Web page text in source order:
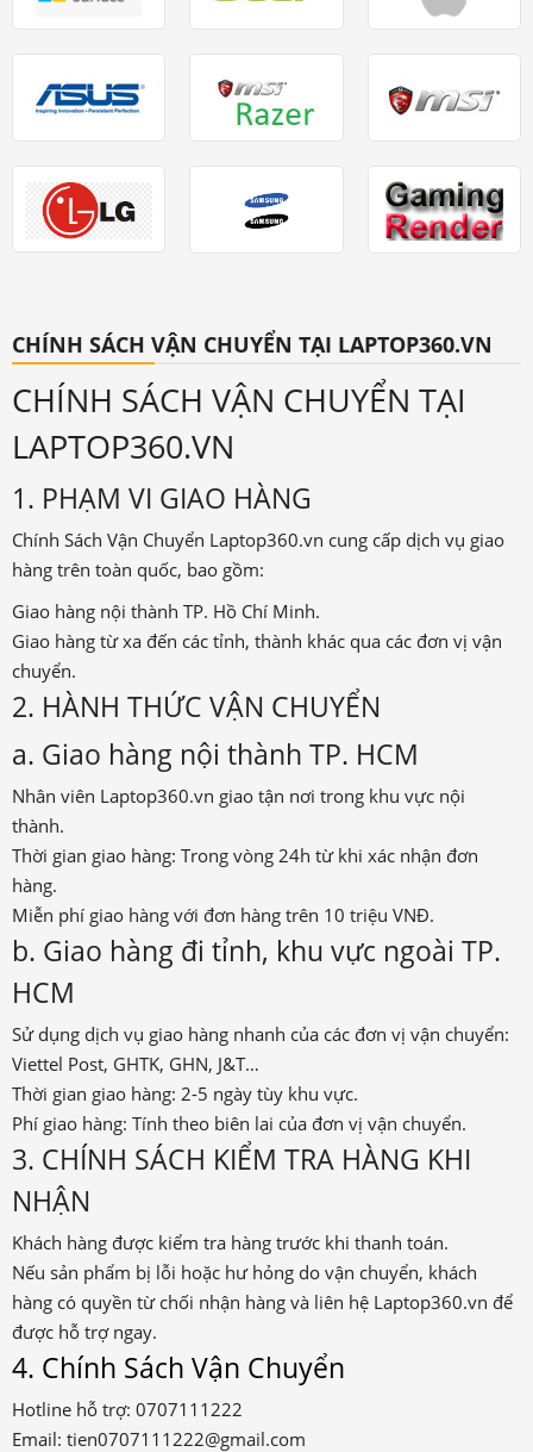
CHÍNH SÁCH VẬN CHUYỂN TẠI LAPTOP360.VN
CHÍNH SÁCH VẬN CHUYỂN TẠI
LAPTOP360.VN
1. PHẠM VI GIAO HÀNG
Chính Sách Vận Chuyển Laptop360.vn cung cấp dịch vụ giao
hàng trên toàn quốc, bao gồm:
Giao hàng nội thành TP. Hồ Chí Minh.
Giao hàng từ xa đến các tỉnh, thành khác qua các đơn vị vận
chuyển.
2. HÀNH THỨC VẬN CHUYỂN
a. Giao hàng nội thành TP. HCM
Nhân viên Laptop360.vn giao tận nơi trong khu vực nội
thành.
Thời gian giao hàng: Trong vòng 24h từ khi xác nhận đơn
hàng.
Miễn phí giao hàng với đơn hàng trên 10 triệu VNĐ.
b. Giao hàng đi tỉnh, khu vực ngoài TP.
HCM
Sử dụng dịch vụ giao hàng nhanh của các đơn vị vận chuyển:
Viettel Post, GHTK, GHN, J&T…
Thời gian giao hàng: 2-5 ngày tùy khu vực.
Phí giao hàng: Tính theo biên lai của đơn vị vận chuyển.
3. CHÍNH SÁCH KIỂM TRA HÀNG KHI
NHẬN
Khách hàng được kiểm tra hàng trước khi thanh toán.
Nếu sản phẩm bị lỗi hoặc hư hỏng do vận chuyển, khách
hàng có quyền từ chối nhận hàng và liên hệ Laptop360.vn để
được hỗ trợ ngay.
4. Chính Sách Vận Chuyển
Hotline hỗ trợ: 0707111222
Email: tien0707111222@gmail.com